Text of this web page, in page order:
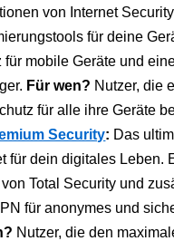
von Internet
für deine
für mobile Geräte und
Für wen? Nutzer, die
für alle ihre Geräte
Security: Das
für dein digitales Leben.
Total Security und
für anonymes und
Nutzer, die den